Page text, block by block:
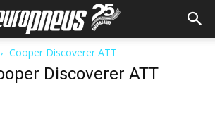
Cooper Discoverer ATT
Discoverer ATT